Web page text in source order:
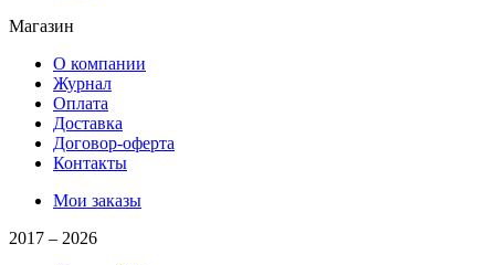
Магазин
О компании
Журнал
Оплата
Доставка
Договор-оферта
Контакты
Мои заказы
2017 – 2026